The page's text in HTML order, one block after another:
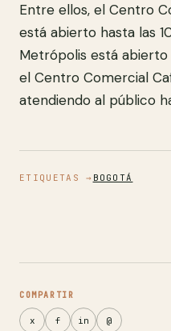
Entre ellos, el Centro
está abierto hasta las
Metrópolis está abierto
el Centro Comercial
atendiendo al público
ETIQUETAS → BOGOTÁ
COMPARTIR
x f in @